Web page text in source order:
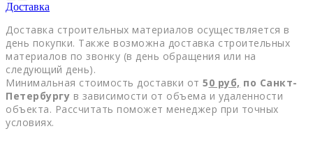
Доставка
Доставка строительных материалов осуществляется в
день покупки. Также возможна доставка строительных
материалов по звонку (в день обращения или на
следующий день).
Минимальная стоимость доставки от 50 руб, по Санкт-
Петербургу в зависимости от объема и удаленности
объекта. Рассчитать поможет менеджер при точных
условиях.